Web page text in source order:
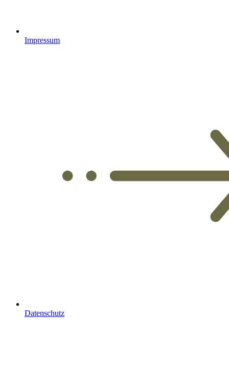
Impressum
Datenschutz